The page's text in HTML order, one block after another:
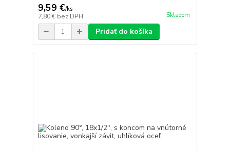
9,59 €/ks
7,80 € bez DPH Skladom
Pridať do košíka